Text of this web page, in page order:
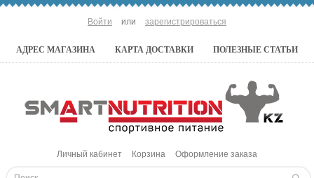
Войти или зарегистрироваться
АДРЕС МАГАЗИНА КАРТА ДОСТАВКИ ПОЛЕЗНЫЕ СТАТЬИ
Личный кабинет Корзина Оформление заказа